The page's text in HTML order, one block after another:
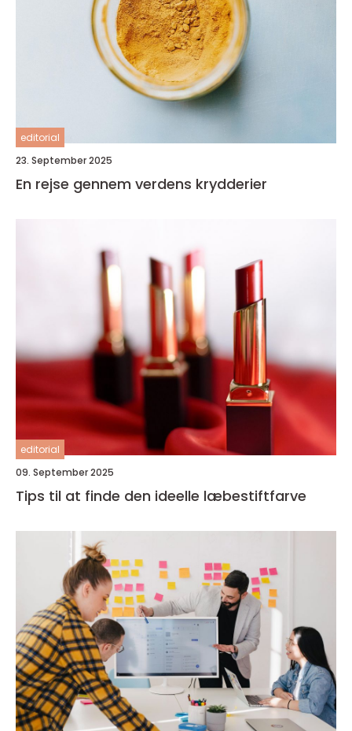
editorial
23. September 2025
En rejse gennem verdens krydderier
editorial
09. September 2025
Tips til at finde den ideelle læbestiftfarve